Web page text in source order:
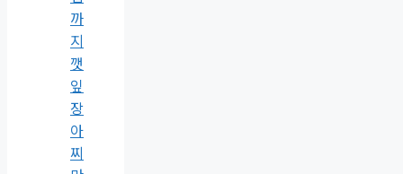
까
지
깻
잎
장
아
찌